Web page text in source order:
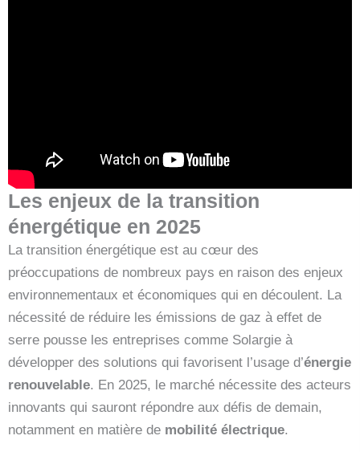
Les enjeux de la transition
énergétique en 2025
La transition énergétique est au cœur des
préoccupations de nombreux pays en raison des enjeux
environnementaux et économiques qui en découlent. La
nécessité de réduire les émissions de gaz à effet de
serre pousse les entreprises comme Solargie à
développer des solutions qui favorisent l’usage d’énergie
renouvelable. En 2025, le marché nécessite des acteurs
innovants qui sauront répondre aux défis de demain,
notamment en matière de mobilité électrique.